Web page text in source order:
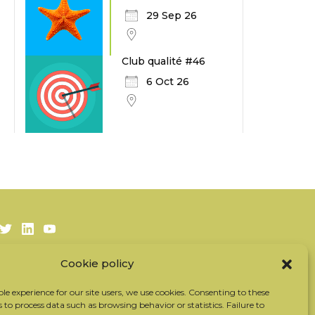
Cookie policy
experience for our site users, we use cookies. Consenting to these
process data such as browsing behavior or statistics. Failure to
29 Sep 26
Club qualité #46
6 Oct 26
TwitterLinkedIn
Youtube
Subscribe to our newsletter
Our partners
Contact the team